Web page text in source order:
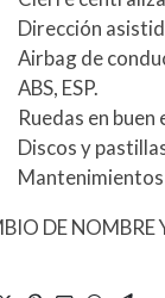
Dirección
Airbag de
ABS, ESP.
Ruedas en buen
Discos y
Mantenimientos
DE NOMBRE